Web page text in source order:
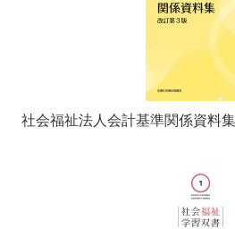
社会福祉法人会計基準関係資